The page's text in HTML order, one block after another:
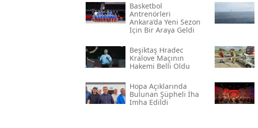
Basketbol
Antrenörleri
Ankara’da Yeni Sezon
Için Bir Araya Geldi
Beşiktaş Hradec
Kralove Maçının
Hakemi Belli Oldu
Hopa Açıklarında
Bulunan Şüpheli İha
Imha Edildi